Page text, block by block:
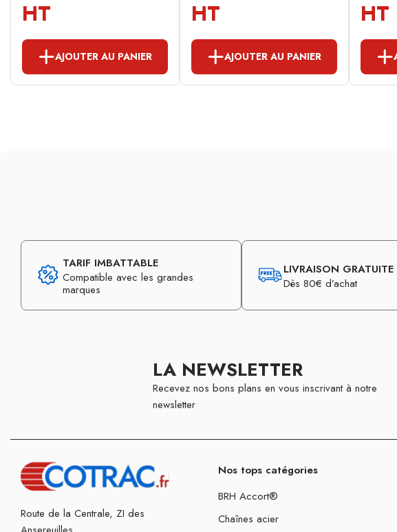
HT
AJOUTER AU PANIER
HT
AJOUTER AU PANIER
HT
TARIF IMBATTABLE
Compatible avec les grandes
marques
LIVRAISON GRATUITE
Dès 80€ d’achat
LA NEWSLETTER
Recevez nos bons plans en vous inscrivant à notre
newsletter
Route de la Centrale, ZI des
Nos tops catégories
BRH Accort®
Chaînes acier